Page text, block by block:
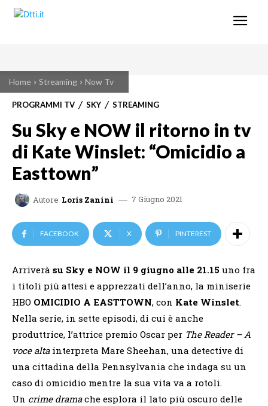
Home Streaming Now Tv
PROGRAMMI TV SKY STREAMING
Su Sky e NOW il ritorno in tv
di Kate Winslet: “Omicidio a
Easttown”
Autore Loris Zanini 7 Giugno 2021
FACEBOOK X PINTEREST
Arriverà su Sky e NOW il 9 giugno alle 21.15 uno fra
i titoli più attesi e apprezzati dell’anno, la miniserie
HBO OMICIDIO A EASTTOWN, con Kate Winslet.
Nella serie, in sette episodi, di cui è anche
produttrice, l’attrice premio Oscar per The Reader – A
voce altainterpreta Mare Sheehan, una detective di
una cittadina della Pennsylvania che indaga su un
caso di omicidio mentre la sua vita va a rotoli.
Un crime dramache esplora il lato più oscuro delle